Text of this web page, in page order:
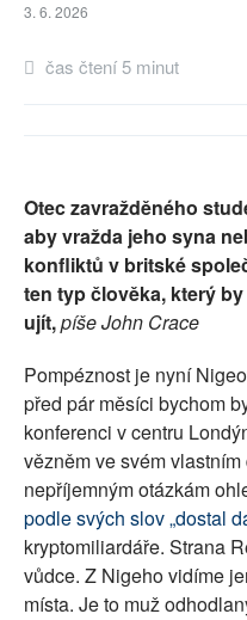
3. 6. 2026
čas čtení 5 minut
Otec zavražděného
aby vražda jeho syna
konfliktů v britské
ten typ člověka, který
ujít,píše John Crace
Pompéznost je nyní
před pár měsíci bychom
konferenci v centru
vězněm ve svém
nepříjemným otázkám
podle svých slov „dostal
kryptomiliardáře. Strana
vůdce. Z Nigeho vidíme
místa. Je to muž